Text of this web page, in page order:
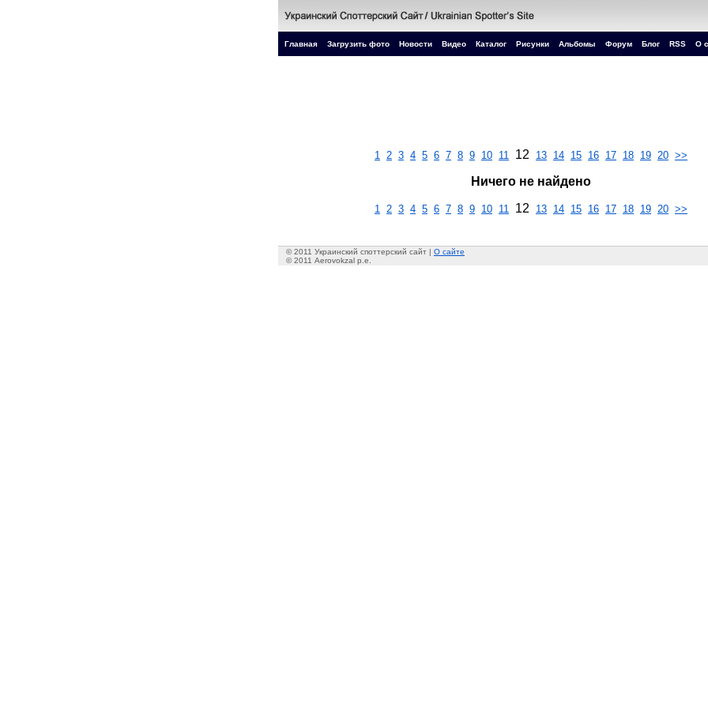
Главная Загрузить фото Новости Видео Каталог Рисунки Альбомы Форум Блог RSS О
1 2 3 4 5 6 7 8 9 10 11 12 13 14 15 16 17 18 19 20 >>
Ничего не найдено
1 2 3 4 5 6 7 8 9 10 11 12 13 14 15 16 17 18 19 20 >>
© 2011 Украинский споттерский сайт | О сайте
© 2011 Aerovokzal p.e.